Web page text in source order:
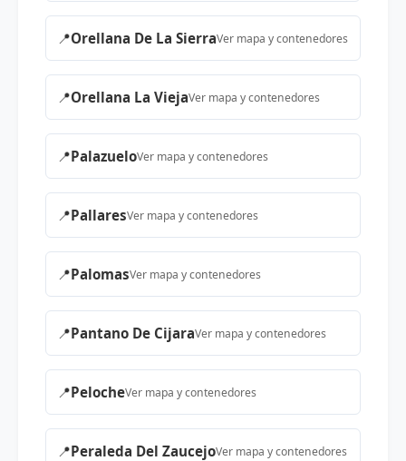
📍Orellana De La SierraVer mapa y contenedores
📍Orellana La ViejaVer mapa y contenedores
📍PalazueloVer mapa y contenedores
📍PallaresVer mapa y contenedores
📍PalomasVer mapa y contenedores
📍Pantano De CijaraVer mapa y contenedores
📍PelocheVer mapa y contenedores
📍Peraleda Del ZaucejoVer mapa y contenedores